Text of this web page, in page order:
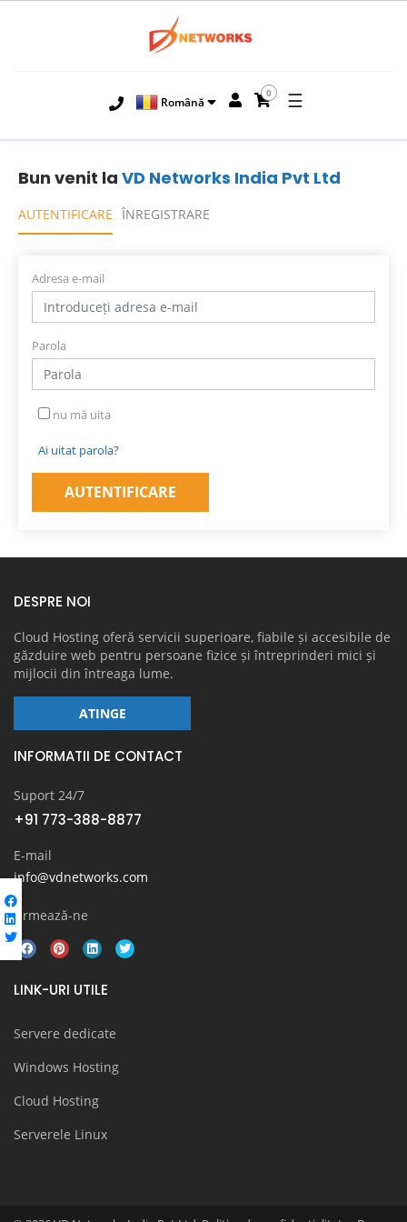
Română
0 ☰
Bun venit la VD Networks India Pvt Ltd
AUTENTIFICARE ÎNREGISTRARE
Adresa e-mail
Parola
nu mă uita
Ai uitat parola?
DESPRE NOI
Cloud Hosting oferă servicii superioare, fiabile și accesibile de
găzduire web pentru persoane fizice și întreprinderi mici și
mijlocii din întreaga lume.
ATINGE
INFORMATII DE CONTACT
Suport 24/7
+91 773-388-8877
E-mail
info@vdnetworks.com
Urmează-ne
LINK-URI UTILE
Servere dedicate
Windows Hosting
Cloud Hosting
Serverele Linux